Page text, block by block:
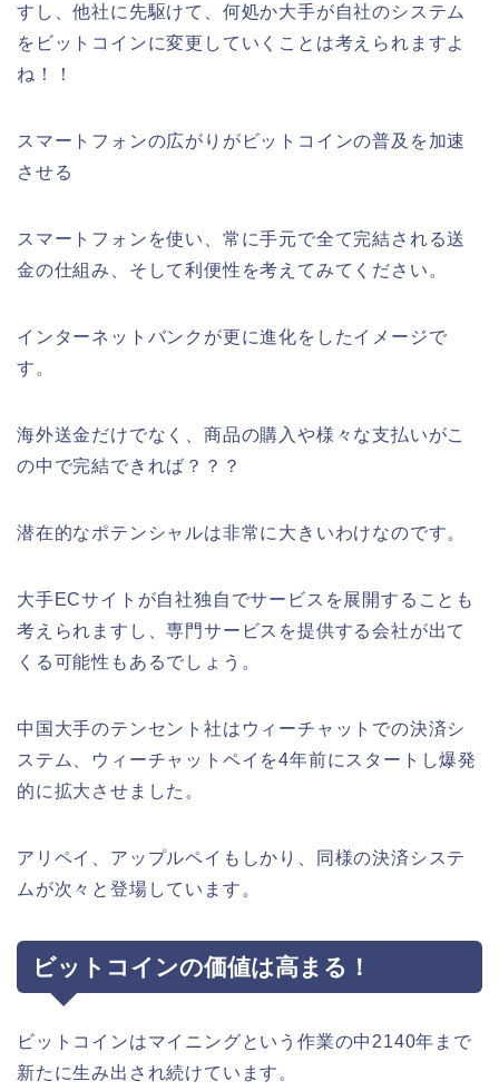
すし、他社に先駆けて、何処か大手が自社のシステム
をビットコインに変更していくことは考えられますよ
ね！！
スマートフォンの広がりがビットコインの普及を加速
させる
スマートフォンを使い、常に手元で全て完結される送
金の仕組み、そして利便性を考えてみてください。
インターネットバンクが更に進化をしたイメージで
す。
海外送金だけでなく、商品の購入や様々な支払いがこ
の中で完結できれば？？？
潜在的なポテンシャルは非常に大きいわけなのです。
大手ECサイトが自社独自でサービスを展開することも
考えられますし、専門サービスを提供する会社が出て
くる可能性もあるでしょう。
中国大手のテンセント社はウィーチャットでの決済シ
ステム、ウィーチャットペイを4年前にスタートし爆発
的に拡大させました。
アリペイ、アップルペイもしかり、同様の決済システ
ムが次々と登場しています。
ビットコインの価値は高まる！
ビットコインはマイニングという作業の中2140年まで
新たに生み出され続けています。